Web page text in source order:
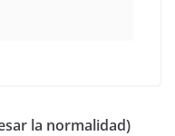
la normalidad)